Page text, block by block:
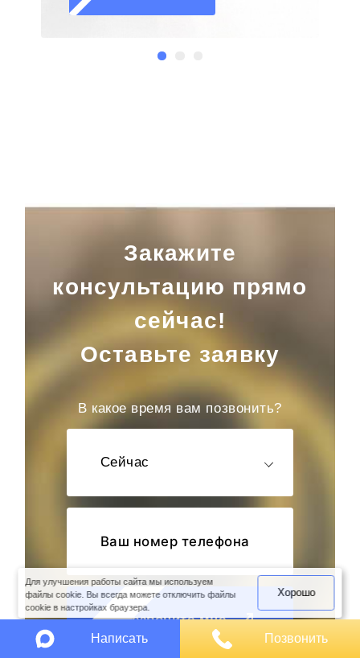
Закажите
консультацию прямо
сейчас!
Оставьте заявку
В какое время вам позвонить?
Сейчас
Перезвоните мне
Для улучшения работы сайта мы используем
файлы cookie. Вы всегда можете отключить файлы
cookie в настройках браузера.
Хорошо
Написать Позвонить